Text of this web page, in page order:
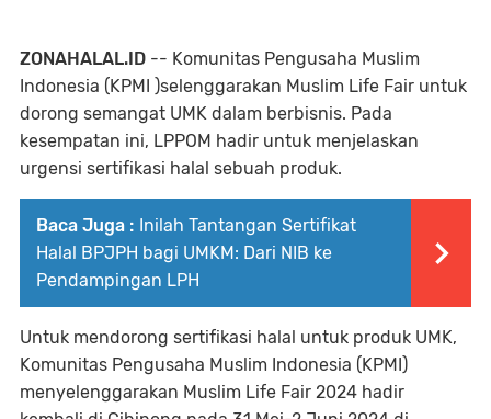
ZONAHALAL.ID -- Komunitas Pengusaha Muslim
Indonesia (KPMI )selenggarakan Muslim Life Fair untuk
dorong semangat UMK dalam berbisnis. Pada
kesempatan ini, LPPOM hadir untuk menjelaskan
urgensi sertifikasi halal sebuah produk.
Baca Juga : Inilah Tantangan Sertifikat
Halal BPJPH bagi UMKM: Dari NIB ke
Pendampingan LPH
Untuk mendorong sertifikasi halal untuk produk UMK,
Komunitas Pengusaha Muslim Indonesia (KPMI)
menyelenggarakan Muslim Life Fair 2024 hadir